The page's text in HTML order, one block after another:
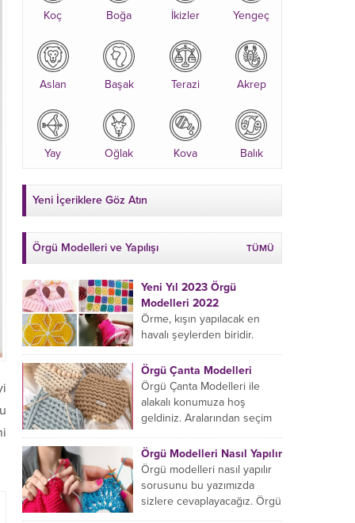
Koç Boğa İkizler Yengeç
Aslan Başak Terazi Akrep
Yay Oğlak Kova Balık
Yeni İçeriklere Göz Atın
Örgü Modelleri ve Yapılışı TÜMÜ
Yeni Yıl 2023 Örgü
Modelleri 2022
Örme, kışın yapılacak en
havalı şeylerden biridir.
bir parça eklemeyi ve
sevdiklerinize hediye etmeyi
öğrenmeye yeni
başlıyorsanız...
Örgü Çanta Modelleri
Örgü Çanta Modelleri ile
alakalı konumuza hoş
geldiniz. Aralarından seçim
çanta modelleri var ama
hangisinin size uygun...
Örgü Modelleri Nasıl Yapılır
Örgü modelleri nasıl yapılır
sorusunu bu yazımızda
sizlere cevaplayacağız. Örgü